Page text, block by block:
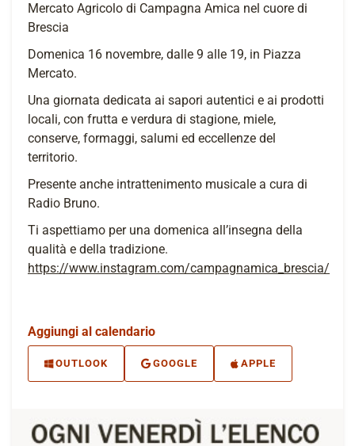
Mercato Agricolo di Campagna Amica nel cuore di
Brescia
Domenica 16 novembre, dalle 9 alle 19, in Piazza
Mercato.
Una giornata dedicata ai sapori autentici e ai prodotti
locali, con frutta e verdura di stagione, miele,
conserve, formaggi, salumi ed eccellenze del
territorio.
Presente anche intrattenimento musicale a cura di
Radio Bruno.
Ti aspettiamo per una domenica all’insegna della
qualità e della tradizione.
https://www.instagram.com/campagnamica_brescia/
Aggiungi al calendario
OUTLOOK GOOGLE APPLE